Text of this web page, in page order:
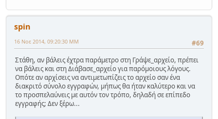
spin
#69
16 Νοε 2014, 09:20:30 ΜΜ
Στάθη, αν βάλεις έχτρα παράμετρο στη Γράψε_αρχείο, πρέπει
να βάλεις και στη Διάβασε_αρχείο για παρόμοιους λόγους.
Οπότε αν αρχίσεις να αντιμετωπίζεις το αρχείο σαν ένα
διακριτό σύνολο εγγραφών, μήπως θα ήταν καλύτερο και να
το προσπελαύνεις με αυτόν τον τρόπο, δηλαδή σε επίπεδο
εγγραφής; Δεν ξέρω...